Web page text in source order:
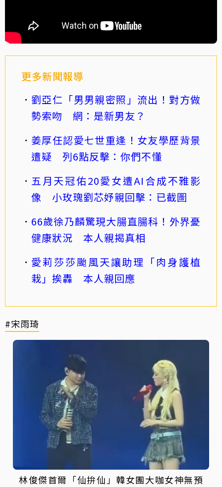
更多新聞報導
劉亞仁「男男親密照」流出！對方做
勢索吻 網：是新男友？
姜厚任認愛七世重逢！女友學歷背景
遭疑 列6點反擊：你們不懂
五月天冠佑20愛女遭AI合成不雅影
像 小玫瑰劉芯妤親回擊：已截圖
66歲徐乃麟驚現大腸直腸科！外界憂
健康狀況 本人親揭真相
愛莉莎莎颱風天讓助理「肉身護植
栽」挨轟 本人親回應
#宋雨琦
林俊傑首爾「仙拚仙」韓女團大咖女神無預